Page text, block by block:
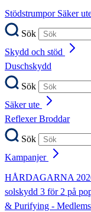
Stödstrumpor Säker
Sök
Skydd och stöd
Duschskydd
Sök
Säker ute
ReflexerBroddar
Sök
Kampanjer
HÅRDAGARNA
solskydd 3 för 2 på
& Purifying -